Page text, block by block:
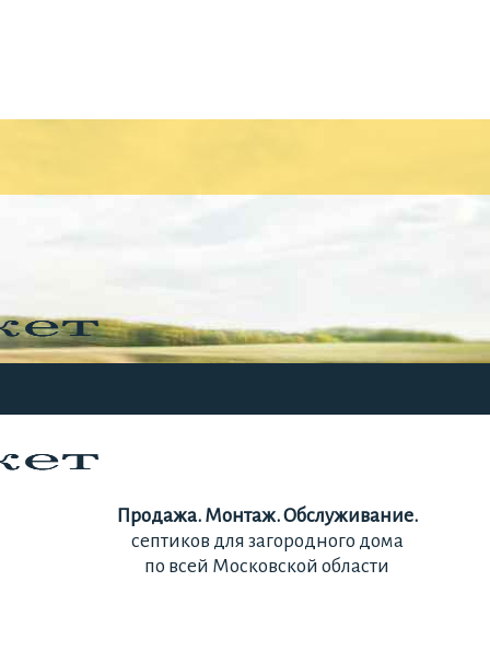
Продажа. Монтаж. Обслуживание.
септиков для загородного дома
по всей Московской области